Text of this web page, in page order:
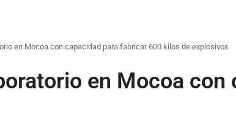
en Mocoa con capacidad para fabricar 600 kilos de explosivos
en Mocoa